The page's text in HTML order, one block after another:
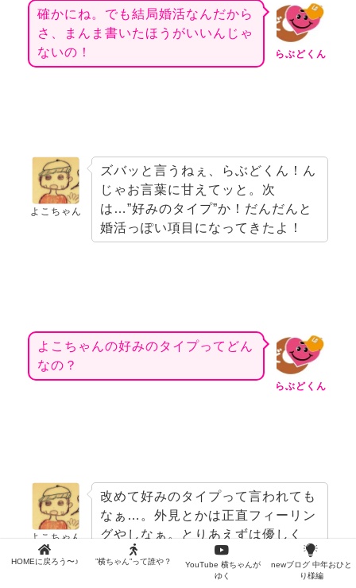
らぶどくん
確かにね。でも結局婚活なんだから
さ、まんま書いたほうがいいんじゃ
ないの！
よこちゃん
ズバッと言うねぇ、らぶどくん！ん
じゃお言葉に甘えてッと。次
は…”好みのタイプ”か！だんだんと
婚活っぽい項目になってきたよ！
らぶどくん
よこちゃんの好みのタイプってどん
なの？
よこちゃん
改めて好みのタイプって言われても
なぁ…。外見とかは正直フィーリン
グやしなぁ。とりあえずは優しく
て、真面目で、笑顔が素敵。今言え
るのはこんぐらいかな^_^;
HOMEに戻ろう〜♪ ”横ちゃん”って誰や？
YouTube 横ちゃんが
ゆく
newブログ 中年おひと
り様編